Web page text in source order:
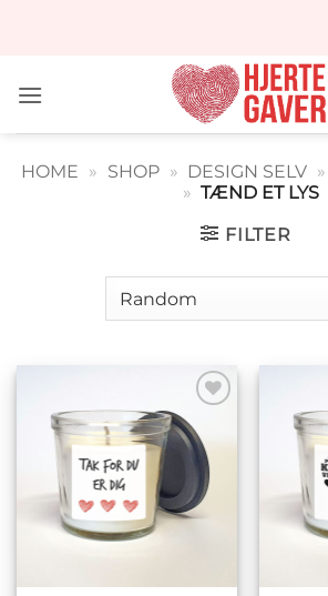
HOME » SHOP » DESIGN SELV »
» TÆND ET LYS
FILTER
Tilføj til
ønskeliste